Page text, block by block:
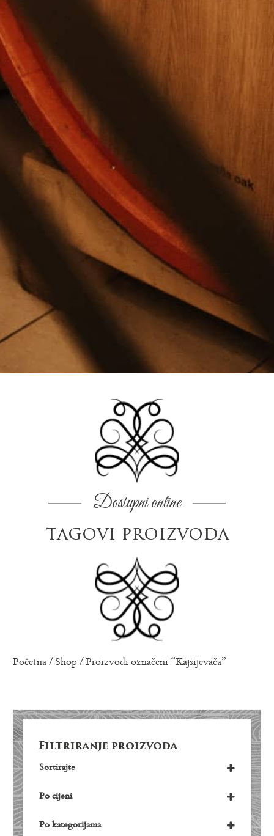
Dostupni online
tagovi proizvoda
Početna/ Shop/ Proizvodi označeni “Kajsijevača”
Filtriranje proizvoda
Sortirajte
Po cijeni
Po kategorijama